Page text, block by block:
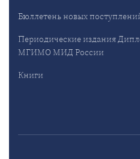
Бюллетень новых
Периодические издания
МГИМО МИД России
Книги